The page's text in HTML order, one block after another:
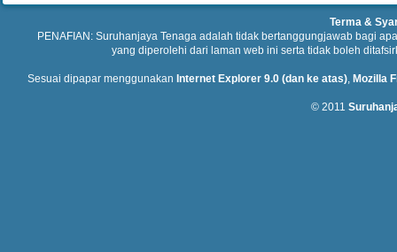
Terma &
PENAFIAN: Suruhanjaya Tenaga adalah tidak bertanggungjawab bagi
yang diperolehi dari laman web ini serta tidak boleh
Sesuai dipapar menggunakan Internet Explorer 9.0 (dan ke atas), Mozilla
© 2011